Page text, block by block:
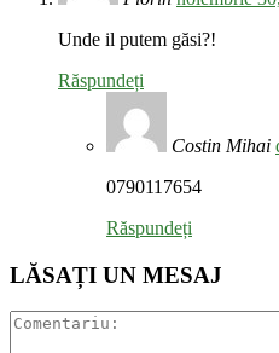
Unde il putem găsi?!
Răspundeți
Costin Mihai
0790117654
Răspundeți
LĂSAȚI UN MESAJ